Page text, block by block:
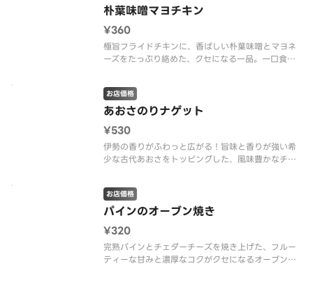
朴葉味噌マヨチキン
¥360
極旨フライドチキンに、香ばしい朴葉味噌とマヨネ
ーズをたっぷり絡めた、クセになる一品。一口食べ
あおさのりナゲット
お店価格
¥530
伊勢の香りがふわっと広がる！旨味と香りが強い希
少な古代あおさをトッピングした、風味豊かなチキ
パインのオーブン焼き
お店価格
¥320
完熟パインとチェダーチーズを焼き上げた、フルー
ティーな甘みと濃厚なコクがクセになるオーブン焼